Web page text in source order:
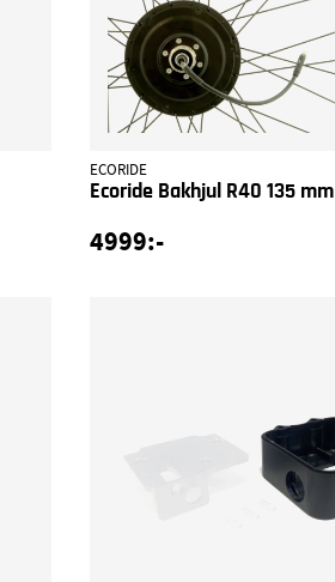
ECORIDE
Ecoride Bakhjul R40 135 mm
4999:-